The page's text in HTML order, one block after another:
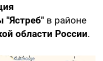
"Ястреб" в районе
области России.